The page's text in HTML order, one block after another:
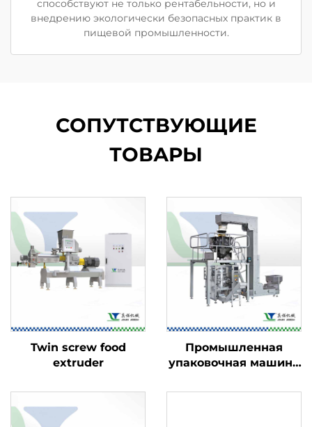
способствуют не только рентабельности, но и
внедрению экологически безопасных практик в
пищевой промышленности.
СОПУТСТВУЮЩИЕ
ТОВАРЫ
Twin screw food
extruder
Промышленная
упаковочная машина
продуктов